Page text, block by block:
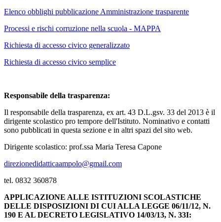
Elenco obblighi pubblicazione Amministrazione trasparente
Processi e rischi corruzione nella scuola - MAPPA
Richiesta di accesso civico generalizzato
Richiesta di accesso civico semplice
Responsabile della trasparenza:
Il responsabile della trasparenza, ex art. 43 D.L.gsv. 33 del 2013 è il
dirigente scolastico pro tempore dell'Istituto. Nominativo e contatti
sono pubblicati in questa sezione e in altri spazi del sito web.
Dirigente scolastico: prof.ssa Maria Teresa Capone
direzionedidatticaampolo@gmail.com
tel. 0832 360878
APPLICAZIONE ALLE ISTITUZIONI SCOLASTICHE
DELLE DISPOSIZIONI DI CUI ALLA LEGGE 06/11/12, N.
190 E AL DECRETO LEGISLATIVO 14/03/13, N. 33I: